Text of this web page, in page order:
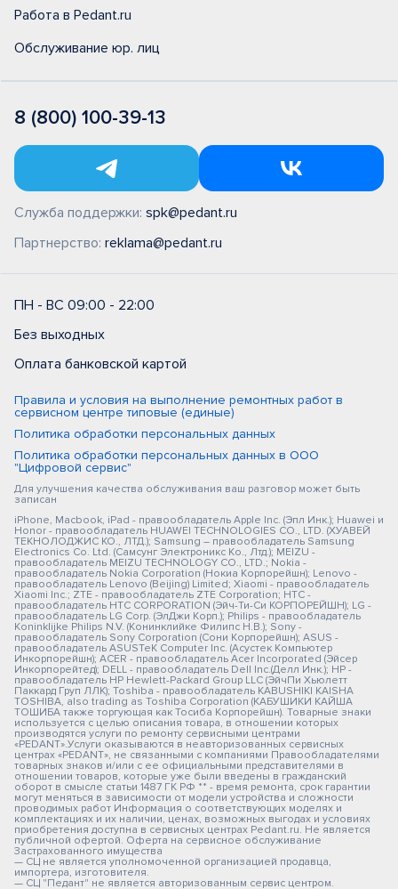
Работа в Pedant.ru
Обслуживание юр. лиц
8 (800) 100-39-13
Служба поддержки: spk@pedant.ru
Партнерство: reklama@pedant.ru
ПН - ВС 09:00 - 22:00
Без выходных
Оплата банковской картой
Правила и условия на выполнение ремонтных работ в
сервисном центре типовые (единые)
Политика обработки персональных данных
Политика обработки персональных данных в ООО
"Цифровой сервис"
Для улучшения качества обслуживания ваш разговор может быть
записан
iPhone, Macbook, iPad - правообладатель Apple Inc. (Эпл Инк.); Huawei и
Honor - правообладатель HUAWEI TECHNOLOGIES CO., LTD. (ХУАВЕЙ
ТЕКНОЛОДЖИС КО., ЛТД.); Samsung – правообладатель Samsung
Electronics Co. Ltd. (Самсунг Электроникс Ко., Лтд.); MEIZU -
правообладатель MEIZU TECHNOLOGY CO., LTD.; Nokia -
правообладатель Nokia Corporation (Нокиа Корпорейшн); Lenovo -
правообладатель Lenovo (Beijing) Limited; Xiaomi - правообладатель
Xiaomi Inc.; ZTE - правообладатель ZTE Corporation; HTC -
правообладатель HTC CORPORATION (Эйч-Ти-Си КОРПОРЕЙШН); LG -
правообладатель LG Corp. (ЭлДжи Корп.); Philips - правообладатель
Koninklijke Philips N.V. (Конинклийке Филипс Н.В.); Sony -
правообладатель Sony Corporation (Сони Корпорейшн); ASUS -
правообладатель ASUSTeK Computer Inc. (Асустек Компьютер
Инкорпорейшн); ACER - правообладатель Acer Incorporated (Эйсер
Инкорпорейтед); DELL - правообладатель Dell Inc.(Делл Инк.); HP -
правообладатель HP Hewlett-Packard Group LLC (ЭйчПи Хьюлетт
Паккард Груп ЛЛК); Toshiba - правообладатель KABUSHIKI KAISHA
TOSHIBA, also trading as Toshiba Corporation (КАБУШИКИ КАЙША
ТОШИБА также торгующая как Тосиба Корпорейшн). Товарные знаки
используется с целью описания товара, в отношении которых
производятся услуги по ремонту сервисными центрами
«PEDANT».Услуги оказываются в неавторизованных сервисных
центрах «PEDANT», не связанными с компаниями Правообладателями
товарных знаков и/или с ее официальными представителями в
отношении товаров, которые уже были введены в гражданский
оборот в смысле статьи 1487 ГК РФ ** - время ремонта, срок гарантии
могут меняться в зависимости от модели устройства и сложности
проводимых работ Информация о соответствующих моделях и
комплектациях и их наличии, ценах, возможных выгодах и условиях
приобретения доступна в сервисных центрах Pedant.ru. Не является
публичной офертой. Оферта на сервисное обслуживание
Застрахованного имущества
— СЦ не является уполномоченной организацией продавца,
импортера, изготовителя.
— СЦ "Педант" не является авторизованным сервис центром.